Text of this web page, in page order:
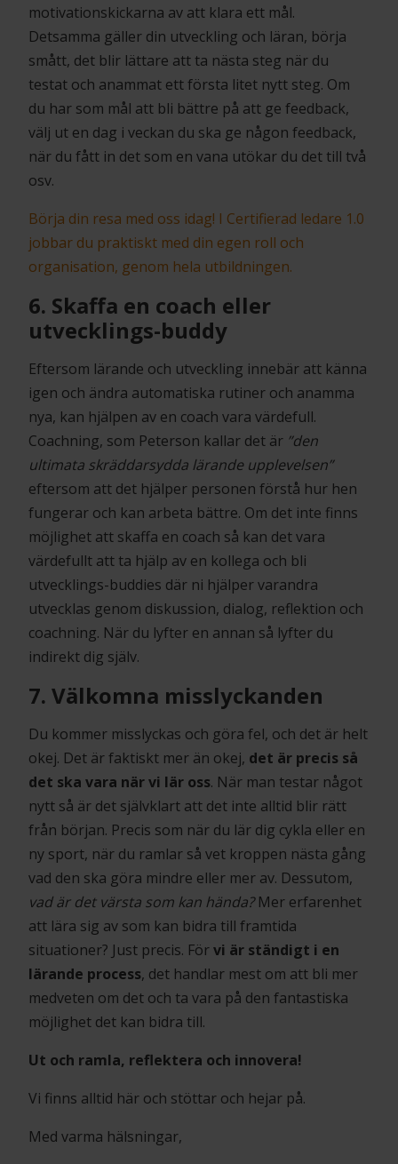
motivationskickarna av att klara ett mål.
Detsamma gäller din utveckling och läran, börja
smått, det blir lättare att ta nästa steg när du
testat och anammat ett första litet nytt steg. Om
du har som mål att bli bättre på att ge feedback,
välj ut en dag i veckan du ska ge någon feedback,
när du fått in det som en vana utökar du det till två
osv.
Börja din resa med oss idag! I Certifierad ledare 1.0
jobbar du praktiskt med din egen roll och
organisation, genom hela utbildningen.
6. Skaffa en coach eller
utvecklings-buddy
Eftersom lärande och utveckling innebär att känna
igen och ändra automatiska rutiner och anamma
nya, kan hjälpen av en coach vara värdefull.
Coachning, som Peterson kallar det är ”den
ultimata skräddarsydda lärande upplevelsen”
eftersom att det hjälper personen förstå hur hen
fungerar och kan arbeta bättre. Om det inte finns
möjlighet att skaffa en coach så kan det vara
värdefullt att ta hjälp av en kollega och bli
utvecklings-buddies där ni hjälper varandra
utvecklas genom diskussion, dialog, reflektion och
coachning. När du lyfter en annan så lyfter du
indirekt dig själv.
7. Välkomna misslyckanden
Du kommer misslyckas och göra fel, och det är helt
okej. Det är faktiskt mer än okej, det är precis så
det ska vara när vi lär oss. När man testar något
nytt så är det självklart att det inte alltid blir rätt
från början. Precis som när du lär dig cykla eller en
ny sport, när du ramlar så vet kroppen nästa gång
vad den ska göra mindre eller mer av. Dessutom,
vad är det värsta som kan hända?Mer erfarenhet
att lära sig av som kan bidra till framtida
situationer? Just precis. Förvi är ständigt i en
lärande process, det handlar mest om att bli mer
medveten om det och ta vara på den fantastiska
möjlighet det kan bidra till.
Ut och ramla, reflektera och innovera!
Vi finns alltid här och stöttar och hejar på.
Med varma hälsningar,